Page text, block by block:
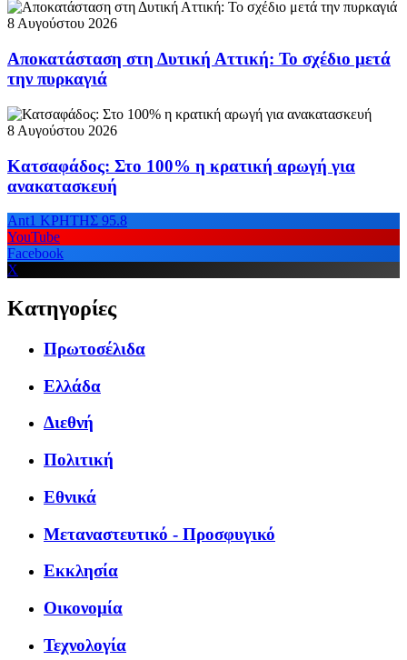
8 Αυγούστου 2026
Αποκατάσταση στη Δυτική Αττική: Το σχέδιο μετά
την πυρκαγιά
8 Αυγούστου 2026
Κατσαφάδος: Στο 100% η κρατική αρωγή για
ανακατασκευή
Ant1 ΚΡΗΤΗΣ 95.8
YouTube
Facebook
X
Κατηγορίες
Πρωτοσέλιδα
Ελλάδα
Διεθνή
Πολιτική
Εθνικά
Μεταναστευτικό - Προσφυγικό
Εκκλησία
Οικονομία
Τεχνολογία